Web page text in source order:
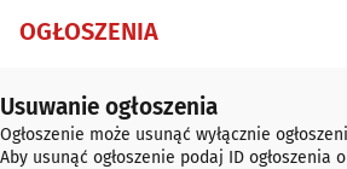
OGŁOSZENIA
Usuwanie ogłoszenia
Ogłoszenie może usunąć wyłącznie
Aby usunąć ogłoszenie podaj ID ogłoszenia